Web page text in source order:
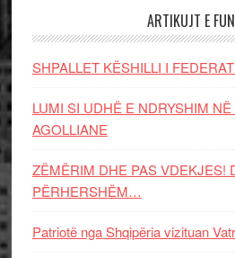
ARTIKUJT E
SHPALLET KËSHILLI I
LUMI SI UDHË E NDRYSHIM
AGOLLIANE
ZËMËRIM DHE PAS VDEKJES!
PËRHERSHËM…
Patriotë nga Shqipëria vizituan